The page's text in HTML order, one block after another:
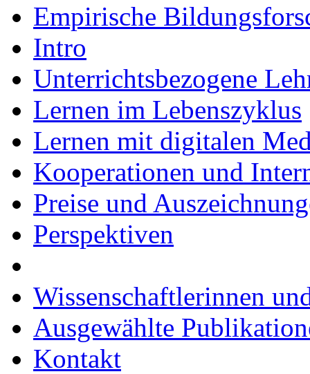
Empirische
Intro
Unterrichtsbezogene
Lernen im Lebenszyklus
Lernen mit digitalen
Kooperationen und
Preise und
Perspektiven
Wissenschaftlerinnen
Ausgewählte
Kontakt